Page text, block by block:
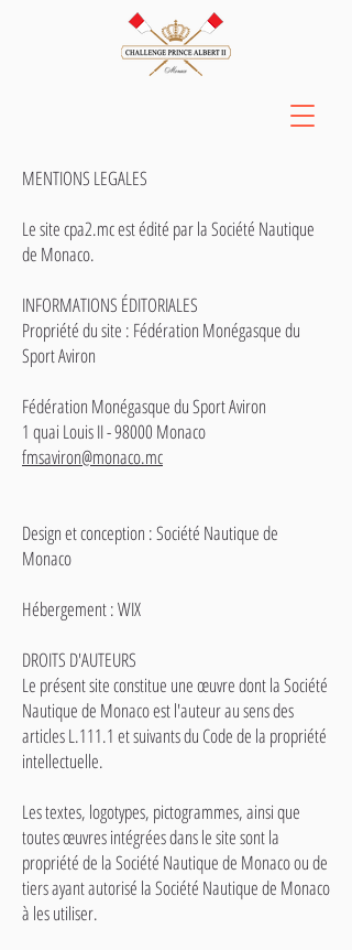
MENTIONS LEGALES
Le site cpa2.mc est édité par la Société Nautique
de Monaco.
INFORMATIONS ÉDITORIALES
Propriété du site : Fédération Monégasque du
Sport Aviron
Fédération Monégasque du Sport Aviron
1 quai Louis II - 98000 Monaco
fmsaviron@monaco.mc
Design et conception : Société Nautique de
Monaco
Hébergement : WIX
DROITS D'AUTEURS
Le présent site constitue une œuvre dont la Société
Nautique de Monaco est l'auteur au sens des
articles L.111.1 et suivants du Code de la propriété
intellectuelle.
Les textes, logotypes, pictogrammes, ainsi que
toutes œuvres intégrées dans le site sont la
propriété de la Société Nautique de Monaco ou de
tiers ayant autorisé la Société Nautique de Monaco
à les utiliser.